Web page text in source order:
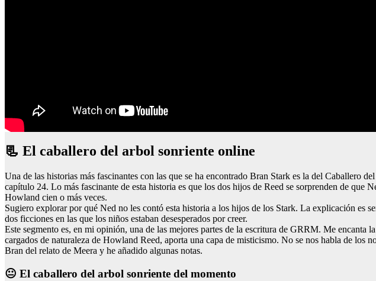
📃 El caballero del arbol sonriente online
Una de las historias más fascinantes con las que se ha encontrado Bran Stark es la del Caballero
capítulo 24. Lo más fascinante de esta historia es que los dos hijos de Reed se sorprenden de que
Howland cien o más veces.
Sugiero explorar por qué Ned no les contó esta historia a los hijos de los Stark. La explicación es
dos ficciones en las que los niños estaban desesperados por creer.
Este segmento es, en mi opinión, una de las mejores partes de la escritura de GRRM. Me
cargados de naturaleza de Howland Reed, aporta una capa de misticismo. No se nos habla de
Bran del relato de Meera y he añadido algunas notas.
😐 El caballero del arbol sonriente del momento